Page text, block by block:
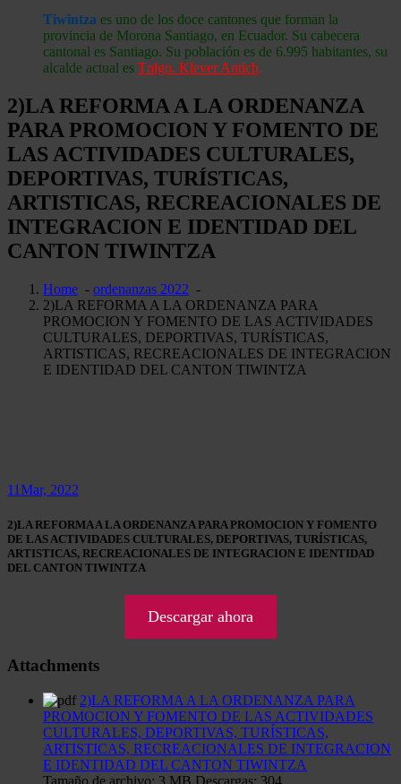
Tiwintza es uno de los doce cantones que forman la
provincia de Morona Santiago, en Ecuador. Su cabecera
cantonal es Santiago. Su población es de 6.995 habitantes, su
alcalde actual es Tnlgo. Klever Antich.
2)LA REFORMA A LA ORDENANZA
PARA PROMOCION Y FOMENTO DE
LAS ACTIVIDADES CULTURALES,
DEPORTIVAS, TURÍSTICAS,
ARTISTICAS, RECREACIONALES DE
INTEGRACION E IDENTIDAD DEL
CANTON TIWINTZA
Home - ordenanzas 2022 -
2)LA REFORMA A LA ORDENANZA PARA
PROMOCION Y FOMENTO DE LAS ACTIVIDADES
CULTURALES, DEPORTIVAS, TURÍSTICAS,
ARTISTICAS, RECREACIONALES DE INTEGRACION
E IDENTIDAD DEL CANTON TIWINTZA
11Mar, 2022
2)LA REFORMA A LA ORDENANZA PARA PROMOCION Y FOMENTO
DE LAS ACTIVIDADES CULTURALES, DEPORTIVAS, TURÍSTICAS,
ARTISTICAS, RECREACIONALES DE INTEGRACION E IDENTIDAD
DEL CANTON TIWINTZA
Descargar ahora
Attachments
2)LA REFORMA A LA ORDENANZA PARA
PROMOCION Y FOMENTO DE LAS ACTIVIDADES
CULTURALES, DEPORTIVAS, TURÍSTICAS,
ARTISTICAS, RECREACIONALES DE INTEGRACION
E IDENTIDAD DEL CANTON TIWINTZA
Tamaño de archivo: 3 MB Descargas: 304